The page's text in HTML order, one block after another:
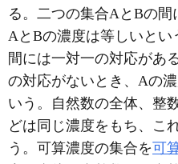
る。二つの集合AとBの間
AとBの濃度は等しいとい
間には一対一の対応があ
の対応がないとき、Aの
いう。自然数の全体、整
どは同じ濃度をもち、こ
う。可算濃度の集合を可